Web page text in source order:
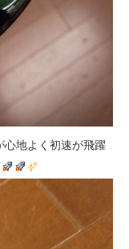
地よく初速が飛躍